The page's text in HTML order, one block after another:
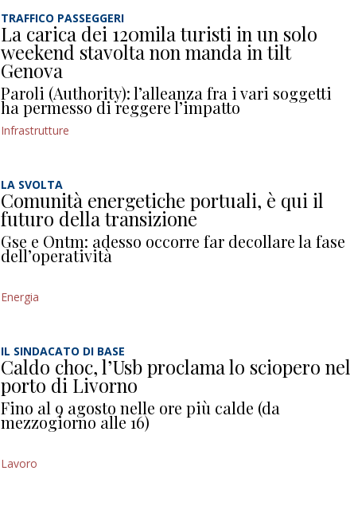
TRAFFICO PASSEGGERI
La carica dei 120mila turisti in un solo
weekend stavolta non manda in tilt
Genova
Paroli (Authority): l’alleanza fra i vari soggetti
ha permesso di reggere l’impatto
Infrastrutture
LA SVOLTA
Comunità energetiche portuali, è qui il
futuro della transizione
Gse e Ontm: adesso occorre far decollare la fase
dell’operatività
Energia
IL SINDACATO DI BASE
Caldo choc, l’Usb proclama lo sciopero nel
porto di Livorno
Fino al 9 agosto nelle ore più calde (da
mezzogiorno alle 16)
Lavoro